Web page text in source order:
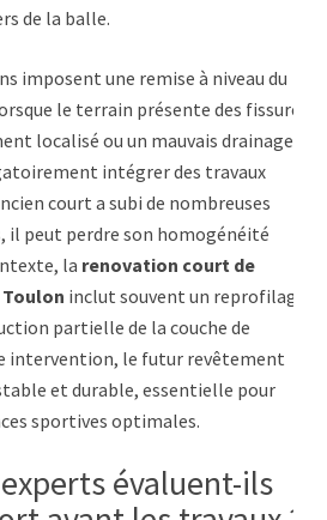
de la balle.
imposent une remise à niveau du
le terrain présente des fissures
localisé ou un mauvais drainage,
intégrer des travaux
court a subi de nombreuses
il peut perdre son homogénéité
la renovation court de
inclut souvent un reprofilage
partielle de la couche de
intervention, le futur revêtement
et durable, essentielle pour
sportives optimales.
évaluent-ils